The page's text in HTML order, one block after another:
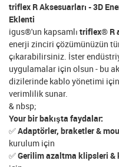
triflex R Aksesuarları - 3D
Eklenti
igus®'un kapsamlı triflex® R
enerji zinciri çözümünüzün
çıkarabilirsiniz. İster
uygulamalar için olsun - bu
dizilerinde kablo yönetimi
verimlilik sunar.
& nbsp;
Your bir bakışta faydalar:
✅Adaptörler, braketler &
kurulum için
✅Gerilim azaltma klipsleri &